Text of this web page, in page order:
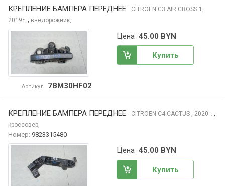
КРЕПЛЕНИЕ БАМПЕРА ПЕРЕДНЕЕ CITROEN C3 AIR CROSS 1,
2019г. , внедорожник,
Артикул 7BM30HF02
Цена 45.00 BYN
Купить
КРЕПЛЕНИЕ БАМПЕРА ПЕРЕДНЕЕ CITROEN C4 CACTUS , 2020г. ,
кроссовер,
Номер: 9823315480
Цена 45.00 BYN
Купить